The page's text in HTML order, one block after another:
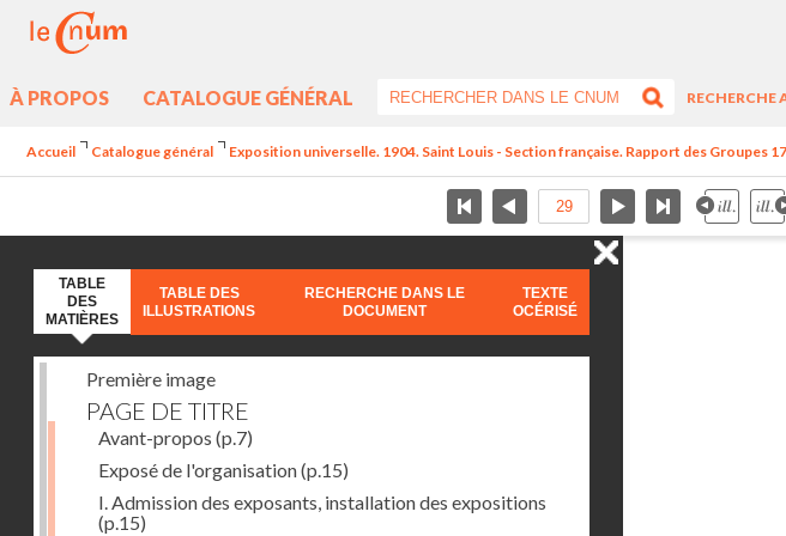
À PROPOS CATALOGUE GÉNÉRAL
RECHERCHE
Accueil Catalogue général Exposition universelle. 1904. Saint Louis - Section française. Rapport des Groupes
TABLE
DES
MATIÈRES
TABLE DES
ILLUSTRATIONS
RECHERCHE DANS LE
DOCUMENT
TEXTE
OCÉRISÉ
Première image
PAGE DE TITRE
Avant-propos (p.7)
Exposé de l'organisation(p.15)
I. Admission des exposants, installation des expositions
(p.15)